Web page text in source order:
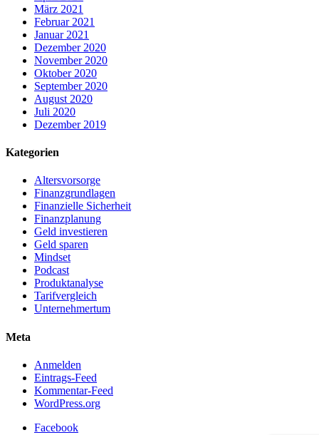
März 2021
Februar 2021
Januar 2021
Dezember 2020
November 2020
Oktober 2020
September 2020
August 2020
Juli 2020
Dezember 2019
Kategorien
Altersvorsorge
Finanzgrundlagen
Finanzielle Sicherheit
Finanzplanung
Geld investieren
Geld sparen
Mindset
Podcast
Produktanalyse
Tarifvergleich
Unternehmertum
Meta
Anmelden
Eintrags-Feed
Kommentar-Feed
WordPress.org
Facebook